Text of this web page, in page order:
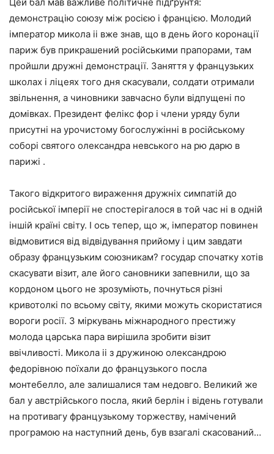
демонстрацію союзу між росією і францією. Молодий
імператор микола ii вже знав, що в день його коронації
париж був прикрашений російськими прапорами, там
пройшли дружні демонстрації. Заняття у французьких
школах і ліцеях того дня скасували, солдати отримали
звільнення, а чиновники завчасно були відпущені по
домівках. Президент фелікс фор і члени уряду були
присутні на урочистому богослужінні в російському
соборі святого олександра невського на рю дарю в
парижі .
Такого відкритого вираження дружніх симпатій до
російської імперії не спостерігалося в той час ні в одній
іншій країні світу. І ось тепер, що ж, імператор повинен
відмовитися від відвідування прийому і цим завдати
образу французьким союзникам? государ спочатку хотів
скасувати візит, але його сановники запевнили, що за
кордоном цього не зрозуміють, почнуться різні
кривотолкі по всьому світу, якими можуть скористатися
вороги росії. З міркувань міжнародного престижу
молода царська пара вирішила зробити візит
ввічливості. Микола ii з дружиною олександрою
федорівною поїхали до французького посла
монтебелло, але залишалися там недовго. Великий же
бал у австрійського посла, який берлін і відень готували
на противагу французькому торжеству, намічений
програмою на наступний день, був взагалі скасований…